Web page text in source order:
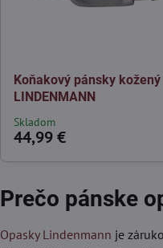
Koňakový pánsky
LINDENMANN
Skladom
44,99 €
Prečo pánske
Opasky Lindenmann je